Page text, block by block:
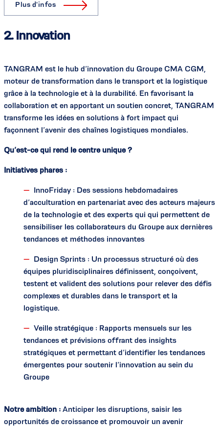
Plus d'infos
2. Innovation
TANGRAM est le hub d’innovation du Groupe CMA CGM,
moteur de transformation dans le transport et la logistique
grâce à la technologie et à la durabilité. En favorisant la
collaboration et en apportant un soutien concret, TANGRAM
transforme les idées en solutions à fort impact qui
façonnent l’avenir des chaînes logistiques mondiales.
Qu’est-ce qui rend le centre unique ?
Initiatives phares :
InnoFriday : Des sessions hebdomadaires
d’acculturation en partenariat avec des acteurs majeurs
de la technologie et des experts qui qui permettent de
sensibiliser les collaborateurs du Groupe aux dernières
tendances et méthodes innovantes
Design Sprints : Un processus structuré où des
équipes pluridisciplinaires définissent, conçoivent,
testent et valident des solutions pour relever des défis
complexes et durables dans le transport et la
logistique.
Veille stratégique : Rapports mensuels sur les
tendances et prévisions offrant des insights
stratégiques et permettant d’identifier les tendances
émergentes pour soutenir l’innovation au sein du
Groupe
Notre ambition : Anticiper les disruptions, saisir les
opportunités de croissance et promouvoir un avenir